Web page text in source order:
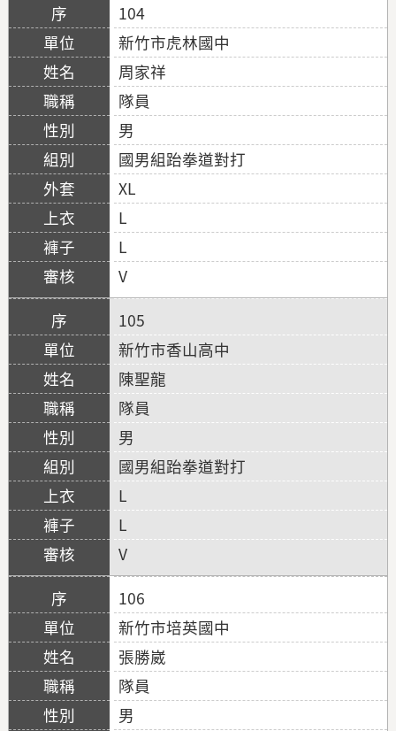
104
新竹市虎林國中
周家祥
隊員
男
國男組跆拳道對打
XL
L
L
V
105
新竹市香山高中
陳聖龍
隊員
男
國男組跆拳道對打
L
L
V
106
新竹市培英國中
張勝崴
隊員
男